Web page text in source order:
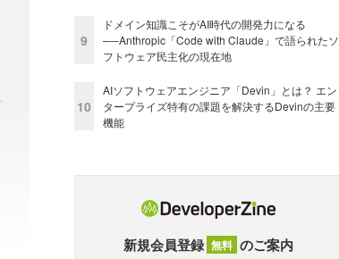
9
ドメイン知識こそがAI時代の開発力になる
──Anthropic「Code with Claude」で語られたソ
フトウェア民主化の現在地
10
AIソフトウェアエンジニア「Devin」とは？ エン
タープライズ特有の課題を解決するDevinの主要
機能
新規会員登録 無料 のご案内